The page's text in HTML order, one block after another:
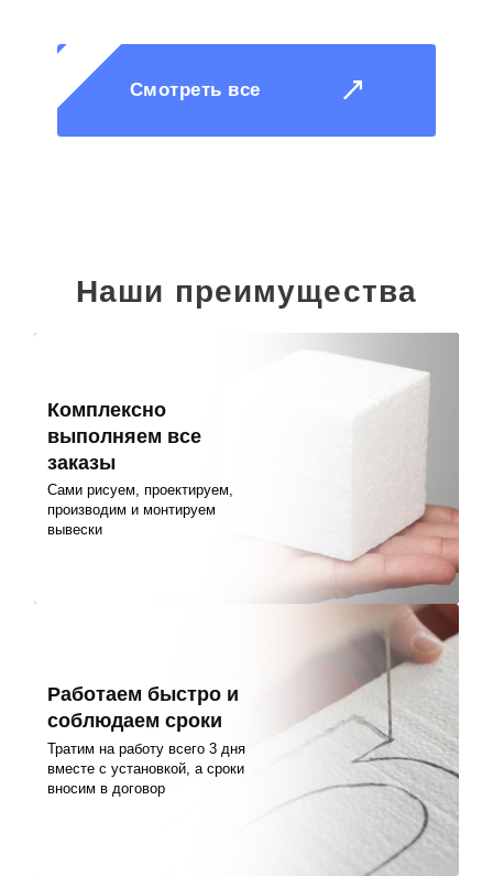
Смотреть все
Наши преимущества
Комплексно
выполняем все
заказы
Сами рисуем, проектируем,
производим и монтируем
вывески
Работаем быстро и
соблюдаем сроки
Тратим на работу всего 3 дня
вместе с установкой, а сроки
вносим в договор